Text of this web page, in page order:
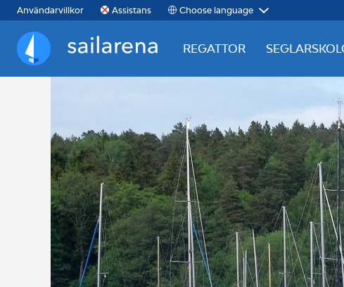
Användarvillkor Assistans Choose language
Sailarena
REGATTOR